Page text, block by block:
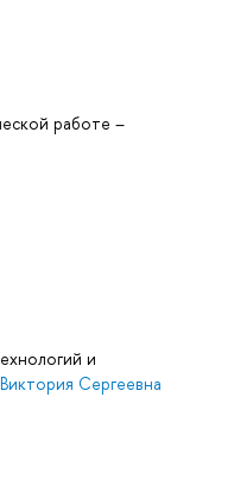
работе –
и
Сергеевна